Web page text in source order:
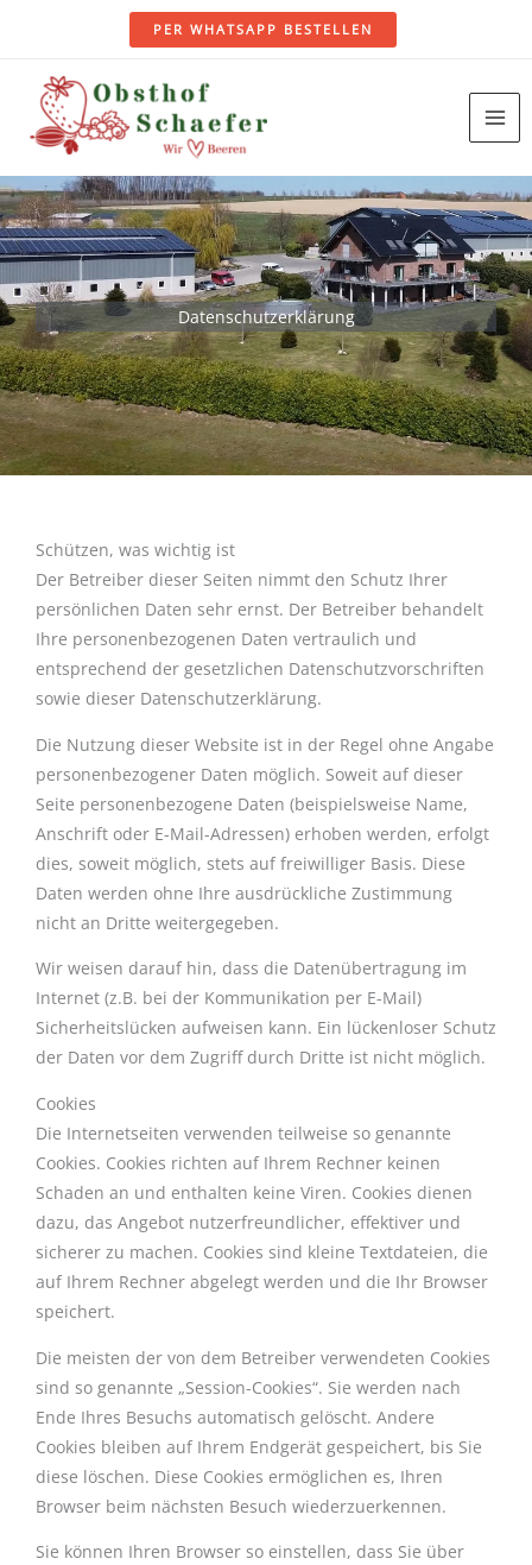
springen
PER WHATSAPP BESTELLEN
Datenschutzerklärung
Schützen, was wichtig ist
Der Betreiber dieser Seiten nimmt den Schutz Ihrer
persönlichen Daten sehr ernst. Der Betreiber behandelt
Ihre personenbezogenen Daten vertraulich und
entsprechend der gesetzlichen Datenschutzvorschriften
sowie dieser Datenschutzerklärung.
Die Nutzung dieser Website ist in der Regel ohne Angabe
personenbezogener Daten möglich. Soweit auf dieser
Seite personenbezogene Daten (beispielsweise Name,
Anschrift oder E-Mail-Adressen) erhoben werden, erfolgt
dies, soweit möglich, stets auf freiwilliger Basis. Diese
Daten werden ohne Ihre ausdrückliche Zustimmung
nicht an Dritte weitergegeben.
Wir weisen darauf hin, dass die Datenübertragung im
Internet (z.B. bei der Kommunikation per E-Mail)
Sicherheitslücken aufweisen kann. Ein lückenloser Schutz
der Daten vor dem Zugriff durch Dritte ist nicht möglich.
Cookies
Die Internetseiten verwenden teilweise so genannte
Cookies. Cookies richten auf Ihrem Rechner keinen
Schaden an und enthalten keine Viren. Cookies dienen
dazu, das Angebot nutzerfreundlicher, effektiver und
sicherer zu machen. Cookies sind kleine Textdateien, die
auf Ihrem Rechner abgelegt werden und die Ihr Browser
speichert.
Die meisten der von dem Betreiber verwendeten Cookies
sind so genannte „Session-Cookies“. Sie werden nach
Ende Ihres Besuchs automatisch gelöscht. Andere
Cookies bleiben auf Ihrem Endgerät gespeichert, bis Sie
diese löschen. Diese Cookies ermöglichen es, Ihren
Browser beim nächsten Besuch wiederzuerkennen.
Sie können Ihren Browser so einstellen, dass Sie über